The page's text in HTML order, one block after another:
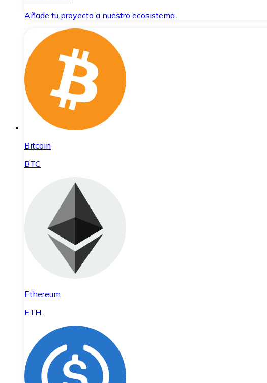
Añade tu proyecto a nuestro ecosistema.
Bitcoin
BTC
Ethereum
ETH